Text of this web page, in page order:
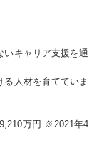
いキャリア支援を通
人材を育てていま
万円 ※2021年4